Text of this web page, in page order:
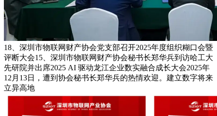
18、深圳市物联网财产协会党支部召开2025年度组织糊口会暨
评断大会15、深圳市物联网财产协会秘书长郑华兵到访哈工大
先研院并出席2025 AI 驱动龙江企业数实融合成长大会2025年
12月13日，遭到协会秘书长郑华兵的热情欢迎。建立数字将来
立异高地